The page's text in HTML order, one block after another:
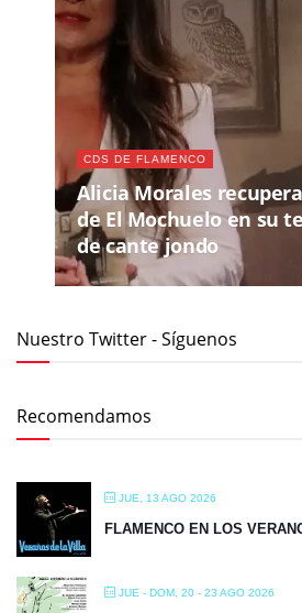
CDS DE FLAMENCO
Alicia Morales
de El Mochuelo en su
de cante jondo
Nuestro Twitter - Síguenos
Recomendamos
JUE, 13 AGO 2026
FLAMENCO EN LOS
JUE - DOM, 20 - 23 AGO 2026